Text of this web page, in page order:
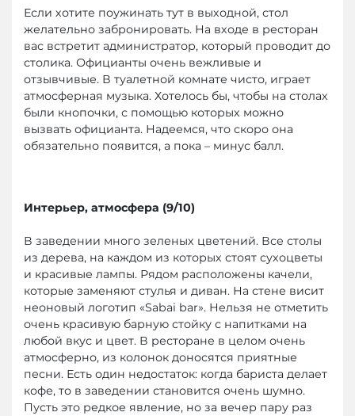
Если хотите поужинать тут в выходной, стол
желательно забронировать. На входе в ресторан
вас встретит администратор, который проводит до
столика. Официанты очень вежливые и
отзывчивые. В туалетной комнате чисто, играет
атмосферная музыка. Хотелось бы, чтобы на столах
были кнопочки, с помощью которых можно
вызвать официанта. Надеемся, что скоро она
обязательно появится, а пока – минус балл.
Интерьер, атмосфера (9/10)
В заведении много зеленых цветений. Все столы
из дерева, на каждом из которых стоят сухоцветы
и красивые лампы. Рядом расположены качели,
которые заменяют стулья и диван. На стене висит
неоновый логотип «Sabai bar». Нельзя не отметить
очень красивую барную стойку с напитками на
любой вкус и цвет. В ресторане в целом очень
атмосферно, из колонок доносятся приятные
песни. Есть один недостаток: когда бариста делает
кофе, то в заведении становится очень шумно.
Пусть это редкое явление, но за вечер пару раз